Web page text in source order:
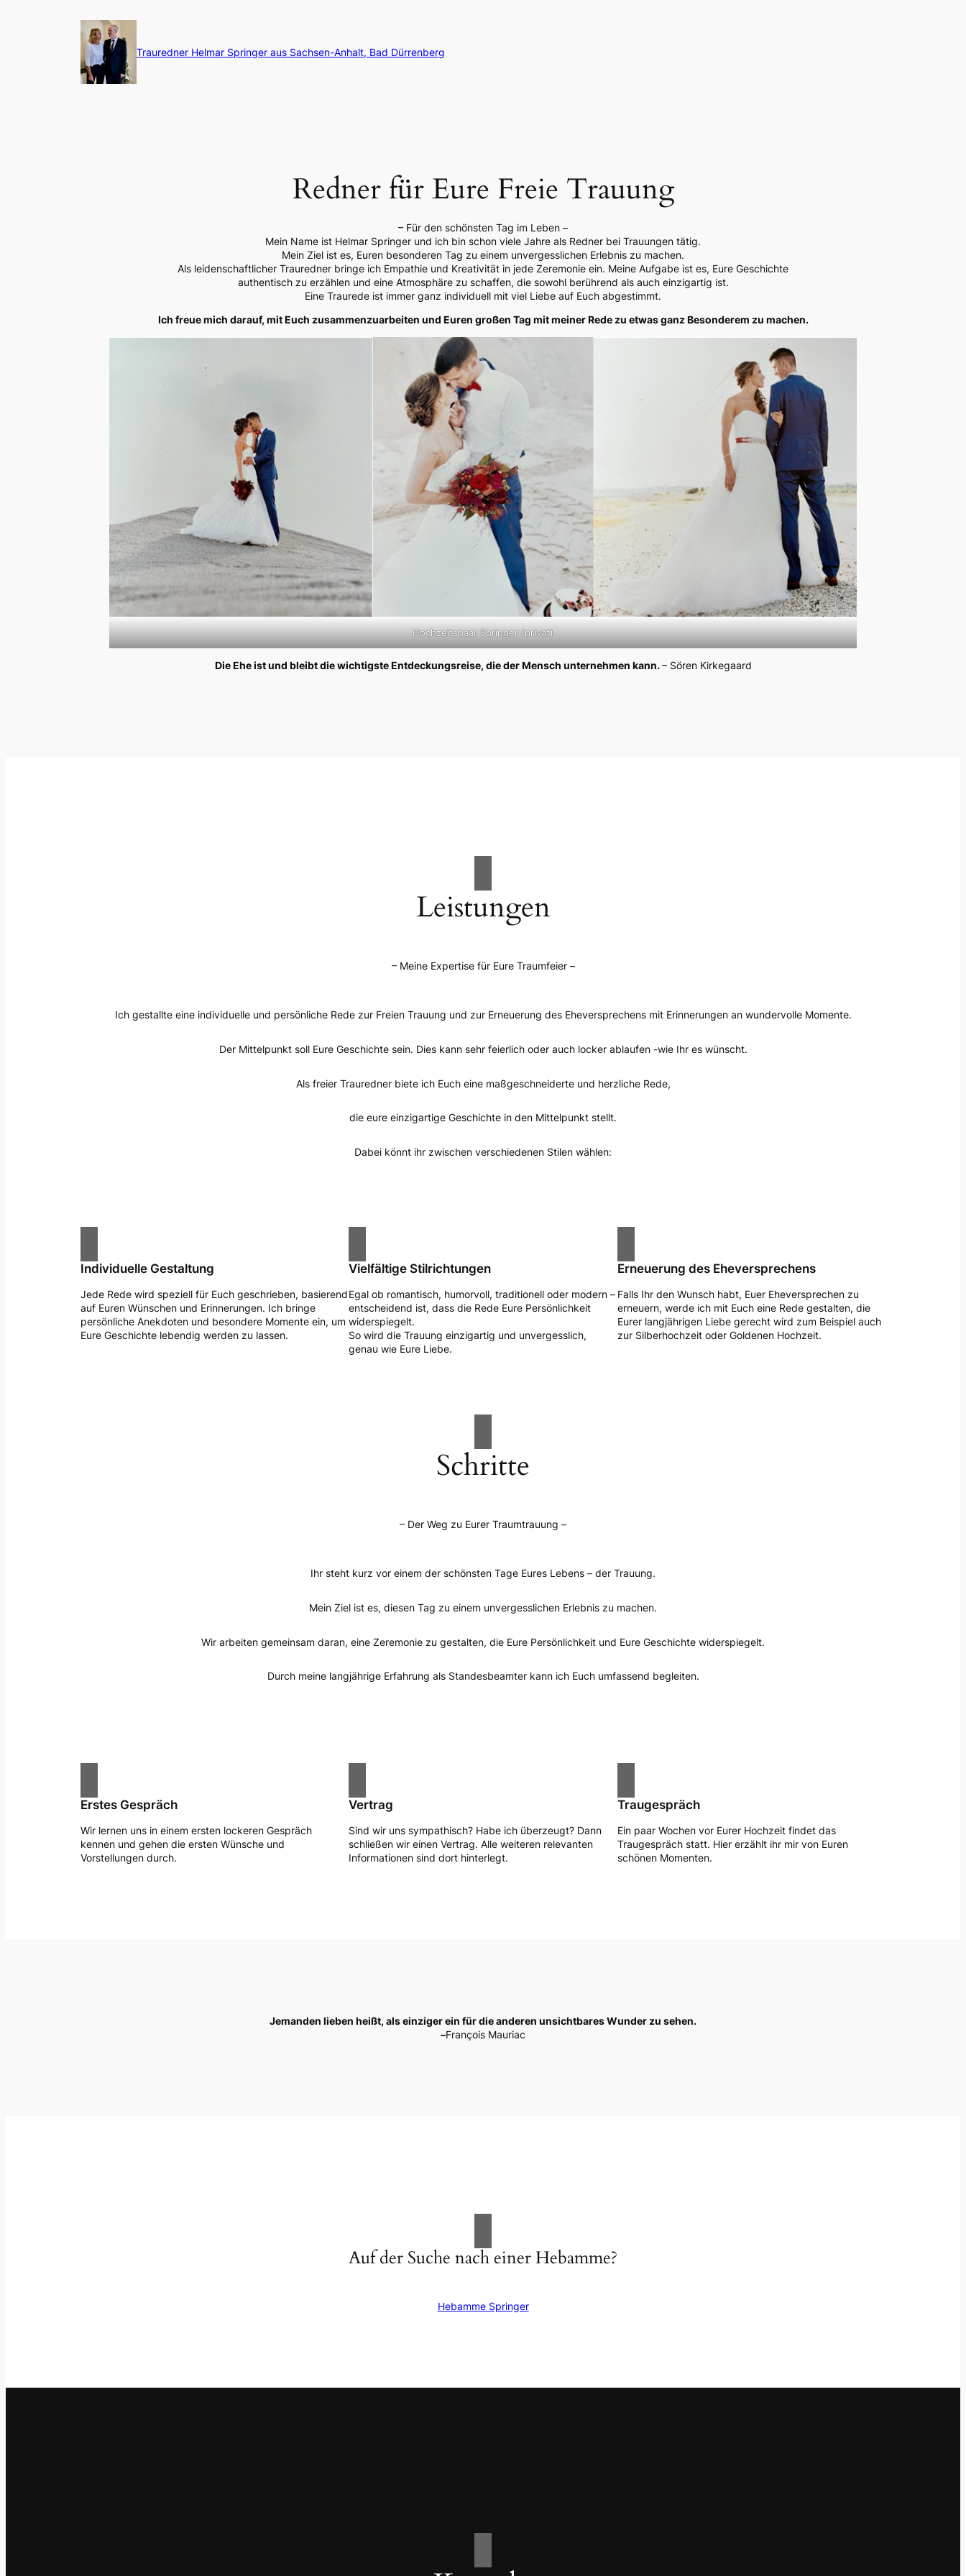
Trauredner Helmar Springer aus Sachsen-Anhalt, Bad Dürrenberg
Redner für Eure Freie Trauung
– Für den schönsten Tag im Leben –
Mein Name ist Helmar Springer und ich bin schon viele Jahre als Redner bei Trauungen tätig.
Mein Ziel ist es, Euren besonderen Tag zu einem unvergesslichen Erlebnis zu machen.
Als leidenschaftlicher Trauredner bringe ich Empathie und Kreativität in jede Zeremonie ein. Meine Aufgabe ist es, Eure Geschichte
authentisch zu erzählen und eine Atmosphäre zu schaffen, die sowohl berührend als auch einzigartig ist.
Eine Traurede ist immer ganz individuell mit viel Liebe auf Euch abgestimmt.
Ich freue mich darauf, mit Euch zusammenzuarbeiten und Euren großen Tag mit meiner Rede zu etwas ganz Besonderem zu machen.
Hochzeitspaar Springer (privat)
Die Ehe ist und bleibt die wichtigste Entdeckungsreise, die der Mensch unternehmen kann.– Sören Kirkegaard
Leistungen
– Meine Expertise für Eure Traumfeier –
Ich gestallte eine individuelle und persönliche Rede zur Freien Trauung und zur Erneuerung des Eheversprechens mit Erinnerungen an wundervolle Momente.
Der Mittelpunkt soll Eure Geschichte sein. Dies kann sehr feierlich oder auch locker ablaufen -wie Ihr es wünscht.
Als freier Trauredner biete ich Euch eine maßgeschneiderte und herzliche Rede,
die eure einzigartige Geschichte in den Mittelpunkt stellt.
Dabei könnt ihr zwischen verschiedenen Stilen wählen:
Individuelle Gestaltung
Jede Rede wird speziell für Euch geschrieben, basierend
auf Euren Wünschen und Erinnerungen. Ich bringe
persönliche Anekdoten und besondere Momente ein, um
Eure Geschichte lebendig werden zu lassen.
Vielfältige Stilrichtungen
Egal ob romantisch, humorvoll, traditionell oder modern –
entscheidend ist, dass die Rede Eure Persönlichkeit
widerspiegelt.
So wird die Trauung einzigartig und unvergesslich,
genau wie Eure Liebe.
Erneuerung des Eheversprechens
Falls Ihr den Wunsch habt, Euer Eheversprechen zu
erneuern, werde ich mit Euch eine Rede gestalten, die
Eurer langjährigen Liebe gerecht wird zum Beispiel auch
zur Silberhochzeit oder Goldenen Hochzeit.
Schritte
– Der Weg zu Eurer Traumtrauung –
Ihr steht kurz vor einem der schönsten Tage Eures Lebens – der Trauung.
Mein Ziel ist es, diesen Tag zu einem unvergesslichen Erlebnis zu machen.
Wir arbeiten gemeinsam daran, eine Zeremonie zu gestalten, die Eure Persönlichkeit und Eure Geschichte widerspiegelt.
Durch meine langjährige Erfahrung als Standesbeamter kann ich Euch umfassend begleiten.
Erstes Gespräch
Wir lernen uns in einem ersten lockeren Gespräch
kennen und gehen die ersten Wünsche und
Vorstellungen durch.
Vertrag
Sind wir uns sympathisch? Habe ich überzeugt? Dann
schließen wir einen Vertrag. Alle weiteren relevanten
Informationen sind dort hinterlegt.
Traugespräch
Ein paar Wochen vor Eurer Hochzeit findet das
Traugespräch statt. Hier erzählt ihr mir von Euren
schönen Momenten.
Jemanden lieben heißt, als einziger ein für die anderen unsichtbares Wunder zu sehen.
–François Mauriac
Auf der Suche nach einer Hebamme?
Hebamme Springer